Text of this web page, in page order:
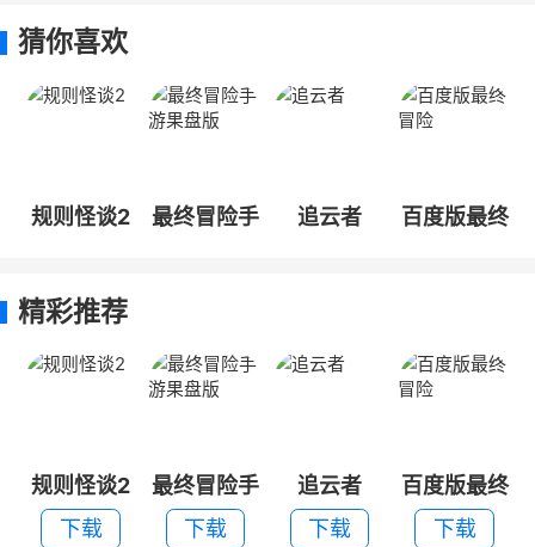
猜你喜欢
规则怪谈2
最终冒险手
追云者
百度版最终
精彩推荐
规则怪谈2
下载
最终冒险手
游果盘版
下载
追云者
下载
百度版最终
冒险
下载